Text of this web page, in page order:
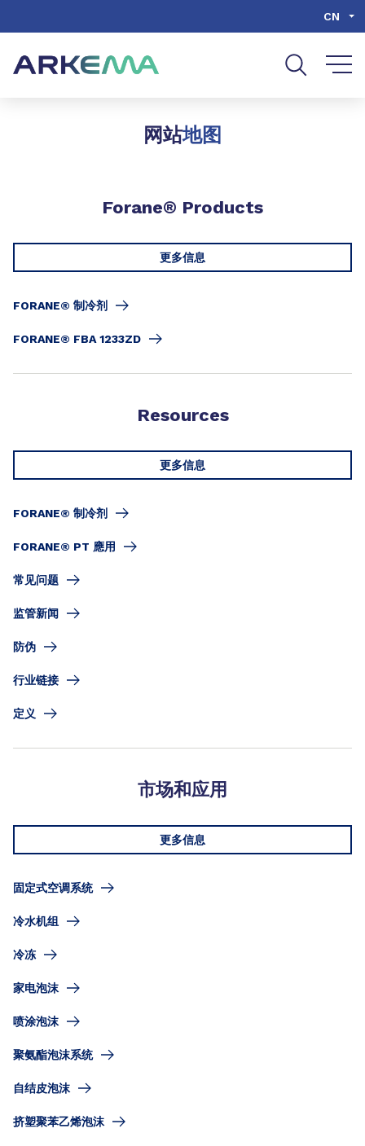
CN
网站地图
Forane® Products
更多信息
FORANE® 制冷剂
FORANE® FBA 1233ZD
Resources
更多信息
FORANE® 制冷剂
FORANE® PT 應用
常见问题
监管新闻
防伪
行业链接
定义
市场和应用
更多信息
固定式空调系统
冷水机组
冷冻
家电泡沫
喷涂泡沫
聚氨酯泡沫系统
自结皮泡沫
挤塑聚苯乙烯泡沫